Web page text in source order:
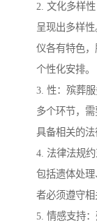
2. 文化多样
呈现出多样
仪各有特色
个性化安排。
3. 性：殡葬
多个环节，需
具备相关的法
4. 法律法规
包括遗体处
者必须遵守相
5. 情感支持